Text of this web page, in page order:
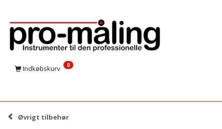
Indkøbskurv 0
Øvrigt tilbehør